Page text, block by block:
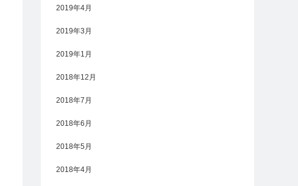
2019年4月
2019年3月
2019年1月
2018年12月
2018年7月
2018年6月
2018年5月
2018年4月